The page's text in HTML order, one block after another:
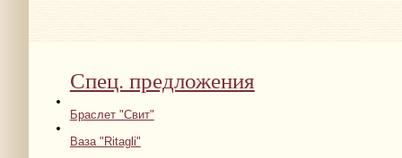
Спец. предложения
Браслет "Свит"
Ваза "Ritagli"